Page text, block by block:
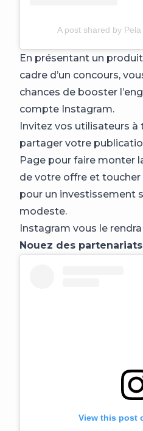
A post shared by
En présentant un
cadre d’un concours,
chances de booster
compte Instagram.
Invitez vos utilisateurs à
partager votre
Page pour faire monter
de votre offre et toucher
pour un investissement
modeste.
Instagram vous le
Nouez des
View this post